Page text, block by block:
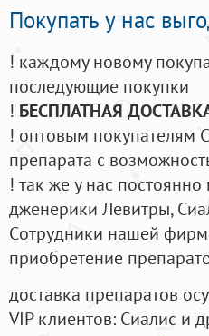
Покупать у нас
! каждому новому
последующие покупки
! БЕСПЛАТНАЯ
! оптовым
препарата с
! так же у нас
дженерики Левитры,
Cотрудники нашей
приобретение
доставка препаратов
VIP клиентов: Сиалис и